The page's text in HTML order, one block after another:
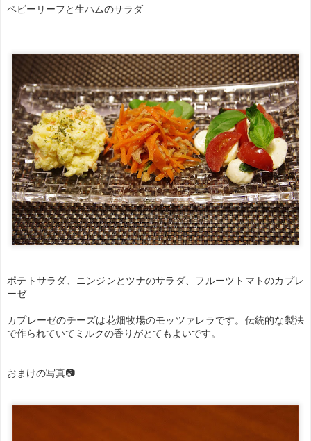
ベビーリーフと生ハムのサラダ
ポテトサラダ、ニンジンとツナのサラダ、フルーツトマトのカプレ
ーゼ
カプレーゼのチーズは花畑牧場のモッツァレラです。伝統的な製法
で作られていてミルクの香りがとてもよいです。
おまけの写真📷